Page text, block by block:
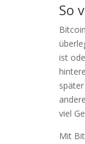
So
ist
viel
Mit